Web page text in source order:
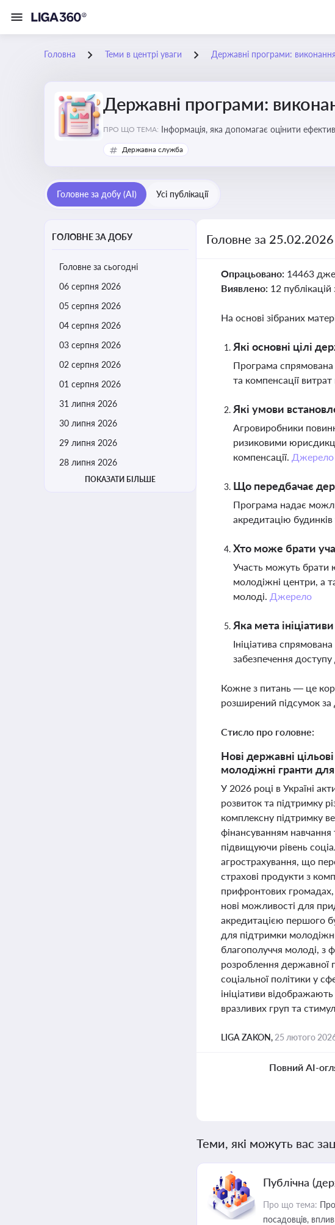
Головна Теми в центрі уваги Державні програми:
Державні програми:
ПРО ЩО ТЕМА: Інформація, яка допомагає оцінити
удосконалення
Державна служба
Головне за добу (AI) Усі публікації
ГОЛОВНЕ ЗА ДОБУ
Головне за сьогодні
06 серпня 2026
05 серпня 2026
04 серпня 2026
03 серпня 2026
02 серпня 2026
01 серпня 2026
31 липня 2026
30 липня 2026
29 липня 2026
28 липня 2026
ПОКАЗАТИ БІЛЬШЕ
Головне за
Опрацьовано: 14463
Виявлено: 12
На основі зібраних
Які основні цілі
Програма спрямована
та компенсації
Які умови
Агровиробники
ризиковими
компенсації. Джерело
Що передбачає
Програма надає
акредитацію будинків
Хто може брати
Участь можуть брати
молодіжні центри, а
молоді. Джерело
Яка мета
Ініціатива
забезпечення
Кожне з питань — це
розширений підсумок за
Стисло про головне:
Нові державні
молодіжні гранти
У 2026 році в Україні
розвиток та підтримку
комплексну підтримку
фінансуванням
підвищуючи рівень
агрострахування, що
страхові продукти з
прифронтових громадах,
нові можливості для
акредитацією першого
для підтримки
благополуччя молоді, з
розроблення державної
соціальної політики у
ініціативи
вразливих груп та
LIGA ZAKON, 25 лютого
Повний AI-
Теми, які можуть вас
Публічна
Про що тема:
посадовців,